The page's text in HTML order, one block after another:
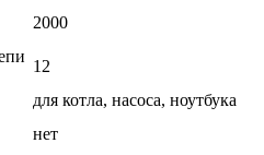
2000
12
для котла, насоса, ноутбука
нет